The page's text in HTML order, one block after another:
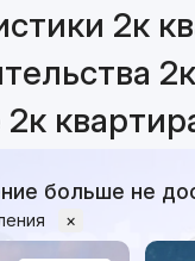
2к
больше не
×